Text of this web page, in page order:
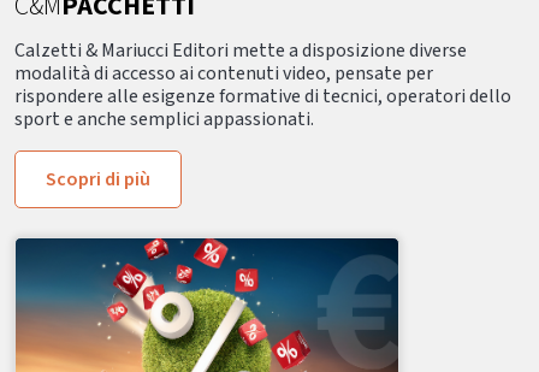
Calzetti & Mariucci Editori mette a disposizione diverse
modalità di accesso ai contenuti video, pensate per
rispondere alle esigenze formative di tecnici, operatori dello
sport e anche semplici appassionati.
Scopri di più